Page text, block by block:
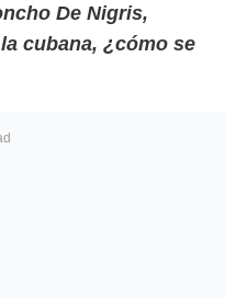
De Nigris,
cubana, ¿cómo se